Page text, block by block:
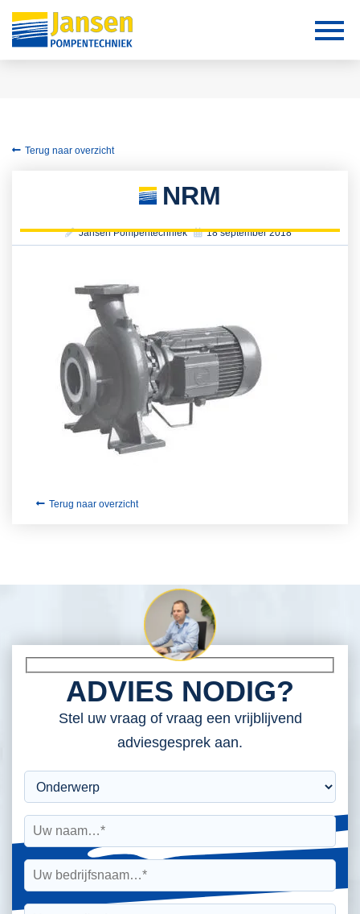
Terug naar overzicht
NRM
Jansen Pompentechniek 18 september 2018
Terug naar overzicht
ADVIES NODIG?
Stel uw vraag of vraag een vrijblijvend
adviesgesprek aan.